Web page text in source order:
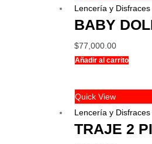
Lencería y Disfraces
BABY
$77,000.00
Añadir al carrito
Quick View
Lencería y Disfraces
TRAJE 2